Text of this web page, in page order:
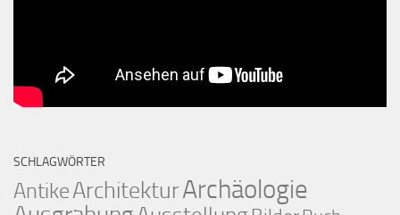
SCHLAGWÖRTER
AntikeArchitekturArchäologie